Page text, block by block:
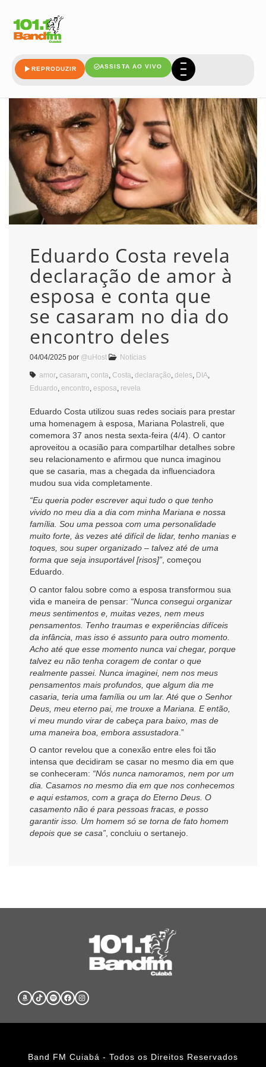
REPRODUZIR ASSISTA AO VIVO
Eduardo Costa revela
declaração de amor à
esposa e conta que
se casaram no dia do
encontro deles
04/04/2025 por @uHost Notícias
amor casaram conta Costa declaração deles DIA
Eduardo encontro esposa revela
Eduardo Costa utilizou suas redes sociais para prestar
uma homenagem à esposa, Mariana Polastreli, que
comemora 37 anos nesta sexta-feira (4/4). O cantor
aproveitou a ocasião para compartilhar detalhes sobre
seu relacionamento e afirmou que nunca imaginou
que se casaria, mas a chegada da influenciadora
mudou sua vida completamente.
“Eu queria poder escrever aqui tudo o que tenho
vivido no meu dia a dia com minha Mariana e nossa
família. Sou uma pessoa com uma personalidade
muito forte, às vezes até difícil de lidar, tenho manias e
toques, sou super organizado – talvez até de uma
forma que seja insuportável [risos]” , começou
Eduardo.
O cantor falou sobre como a esposa transformou sua
vida e maneira de pensar: “Nunca consegui organizar
meus sentimentos e, muitas vezes, nem meus
pensamentos. Tenho traumas e experiências difíceis
da infância, mas isso é assunto para outro momento.
Acho até que esse momento nunca vai chegar, porque
talvez eu não tenha coragem de contar o que
realmente passei. Nunca imaginei, nem nos meus
pensamentos mais profundos, que algum dia me
casaria, teria uma família ou um lar. Até que o Senhor
Deus, meu eterno pai, me trouxe a Mariana. E então,
vi meu mundo virar de cabeça para baixo, mas de
uma maneira boa, embora assustadora .”
O cantor revelou que a conexão entre eles foi tão
intensa que decidiram se casar no mesmo dia em que
se conheceram: “Nós nunca namoramos, nem por um
dia. Casamos no mesmo dia em que nos conhecemos
e aqui estamos, com a graça do Eterno Deus. O
casamento não é para pessoas fracas, e posso
garantir isso. Um homem só se torna de fato homem
depois que se casa” , concluiu o sertanejo.
Band FM Cuiabá - Todos os Direitos Reservados